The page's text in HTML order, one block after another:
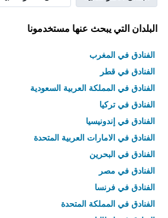
البلدان التي يبحث عنها مستخدمونا
الفنادق في المغرب
الفنادق في قطر
الفنادق في المملكة العربية السعودية
الفنادق في تركيا
الفنادق في إندونيسيا
الفنادق في الامارات العربية المتحدة
الفنادق في البحرين
الفنادق في مصر
الفنادق في فرنسا
الفنادق في المملكة المتحدة